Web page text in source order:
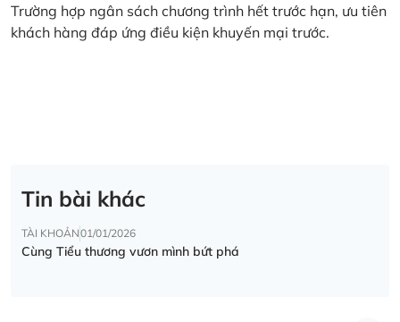
Trường hợp ngân sách chương trình hết trước hạn, ưu tiên
khách hàng đáp ứng điều kiện khuyến mại trước.
Tin bài khác
TÀI KHOẢN01/01/2026
Cùng Tiểu thương vươn mình bứt phá